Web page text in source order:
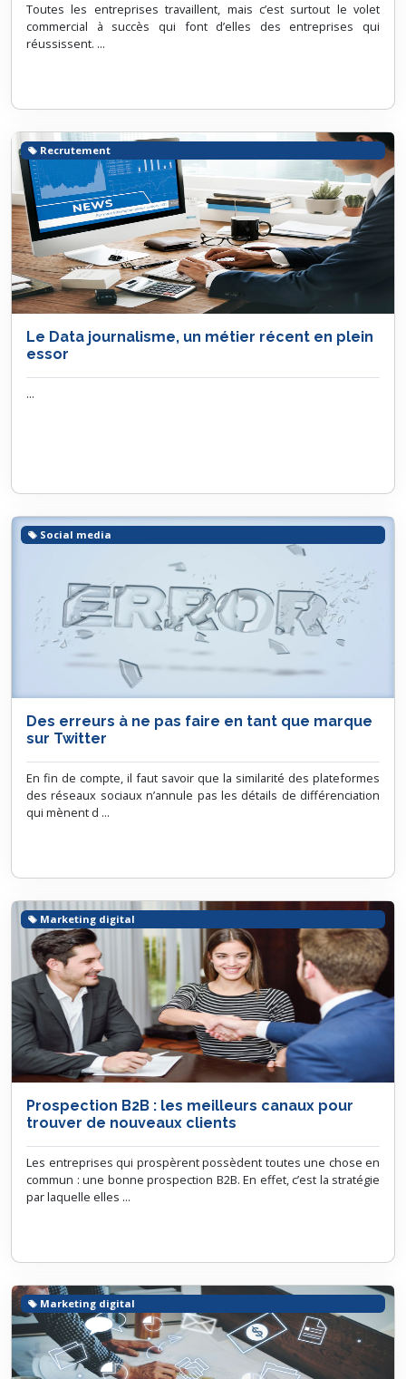
Toutes les entreprises travaillent, mais c’est surtout le volet
commercial à succès qui font d’elles des entreprises qui
réussissent. ...
Le Data journalisme, un métier récent en plein
essor
...
Recrutement
Des erreurs à ne pas faire en tant que marque
sur Twitter
En fin de compte, il faut savoir que la similarité des plateformes
des réseaux sociaux n’annule pas les détails de différenciation
qui mènent d ...
Social media
Prospection B2B : les meilleurs canaux pour
trouver de nouveaux clients
Les entreprises qui prospèrent possèdent toutes une chose en
commun : une bonne prospection B2B. En effet, c’est la stratégie
par laquelle elles ...
Marketing digital
Marketing digital